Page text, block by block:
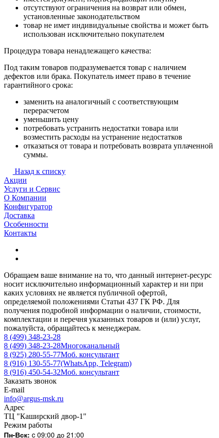
отсутствуют ограничения на возврат или обмен,
установленные законодательством
товар не имет индивидуальные свойства и может быть
использован исключительно покупателем
Процедура товара ненадлежащего качества:
Под таким товаров подразумевается товар с наличием
дефектов или брака. Покупатель имеет право в течение
гарантийного срока:
заменить на аналогичный с соответствующим
перерасчетом
уменьшить цену
потребовать устранить недостатки товара или
возместить расходы на устранение недостатков
отказаться от товара и потребовать возврата уплаченной
суммы.
Назад к списку
Акции
Услуги и Сервис
О Компании
Конфигуратор
Доставка
Особенности
Контакты
Обращаем ваше внимание на то, что данный интернет-ресурс
носит исключительно информационный характер и ни при
каких условиях не является публичной офертой,
определяемой положениями Статьи 437 ГК РФ. Для
получения подробной информации о наличии, стоимости,
комплектации и перечня указанных товаров и (или) услуг,
пожалуйста, обращайтесь к менеджерам.
8 (499) 348-23-28
8 (499) 348-23-28Многоканальный
8 (925) 280-55-77Моб. консультант
8 (916) 130-55-77(WhatsApp, Telegram)
8 (916) 450-54-32Моб. консультант
Заказать звонок
E-mail
info@argus-msk.ru
Адрес
ТЦ "Каширский двор-1"
Режим работы
Пн-Вск: c 09:00 до 21:00